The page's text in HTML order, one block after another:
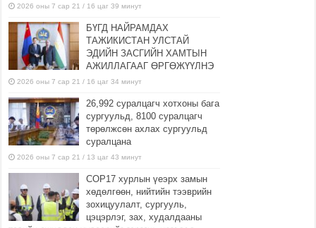
2026 оны 7 сар 21 / 16 цаг 39 минут
БҮГД НАЙРАМДАХ
ТАЖИКИСТАН УЛСТАЙ
ЭДИЙН ЗАСГИЙН ХАМТЫН
АЖИЛЛАГААГ ӨРГӨЖҮҮЛНЭ
2026 оны 7 сар 21 / 16 цаг 34 минут
26,992 суралцагч хотхоны бага
сургуульд, 8100 суралцагч
төрөлжсөн ахлах сургуульд
суралцана
2026 оны 7 сар 21 / 13 цаг 43 минут
COP17 хурлын үеэрх замын
хөдөлгөөн, нийтийн тээврийн
зохицуулалт, сургууль,
цэцэрлэг, зах, худалдааны